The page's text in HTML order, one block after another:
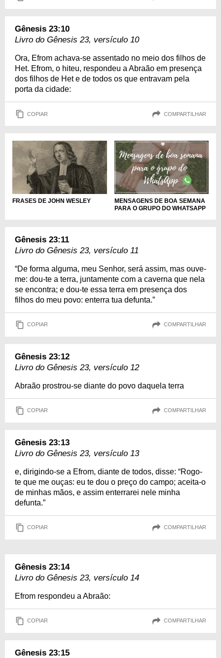
Gênesis 23:10
Livro do Gênesis 23, versículo 10
Ora, Efrom achava-se assentado no meio dos filhos de
Het. Efrom, o hiteu, respondeu a Abraão em presença
dos filhos de Het e de todos os que entravam pela
porta da cidade:
COPIAR COMPARTILHAR
FRASES DE JOHN WESLEY
MENSAGENS DE BOA SEMANA
PARA O GRUPO DO WHATSAPP
Gênesis 23:11
Livro do Gênesis 23, versículo 11
“De forma alguma, meu Senhor, será assim, mas ouve-
me: dou-te a terra, juntamente com a caverna que nela
se encontra; e dou-te essa terra em presença dos
filhos do meu povo: enterra tua defunta.”
COPIAR COMPARTILHAR
Gênesis 23:12
Livro do Gênesis 23, versículo 12
Abraão prostrou-se diante do povo daquela terra
COPIAR COMPARTILHAR
Gênesis 23:13
Livro do Gênesis 23, versículo 13
e, dirigindo-se a Efrom, diante de todos, disse: “Rogo-
te que me ouças: eu te dou o preço do campo; aceita-o
de minhas mãos, e assim enterrarei nele minha
defunta.”
COPIAR COMPARTILHAR
Gênesis 23:14
Livro do Gênesis 23, versículo 14
Efrom respondeu a Abraão:
COPIAR COMPARTILHAR
Gênesis 23:15